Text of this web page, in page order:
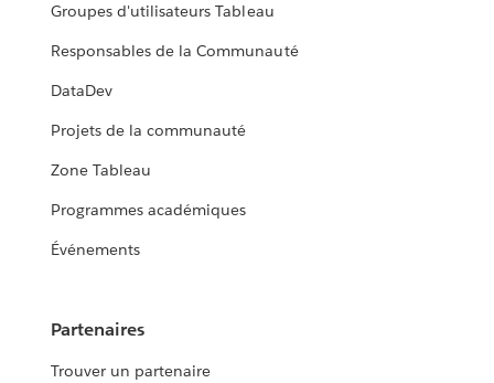
Groupes d'utilisateurs Tableau
Responsables de la Communauté
DataDev
Projets de la communauté
Zone Tableau
Programmes académiques
Événements
Partenaires
Trouver un partenaire